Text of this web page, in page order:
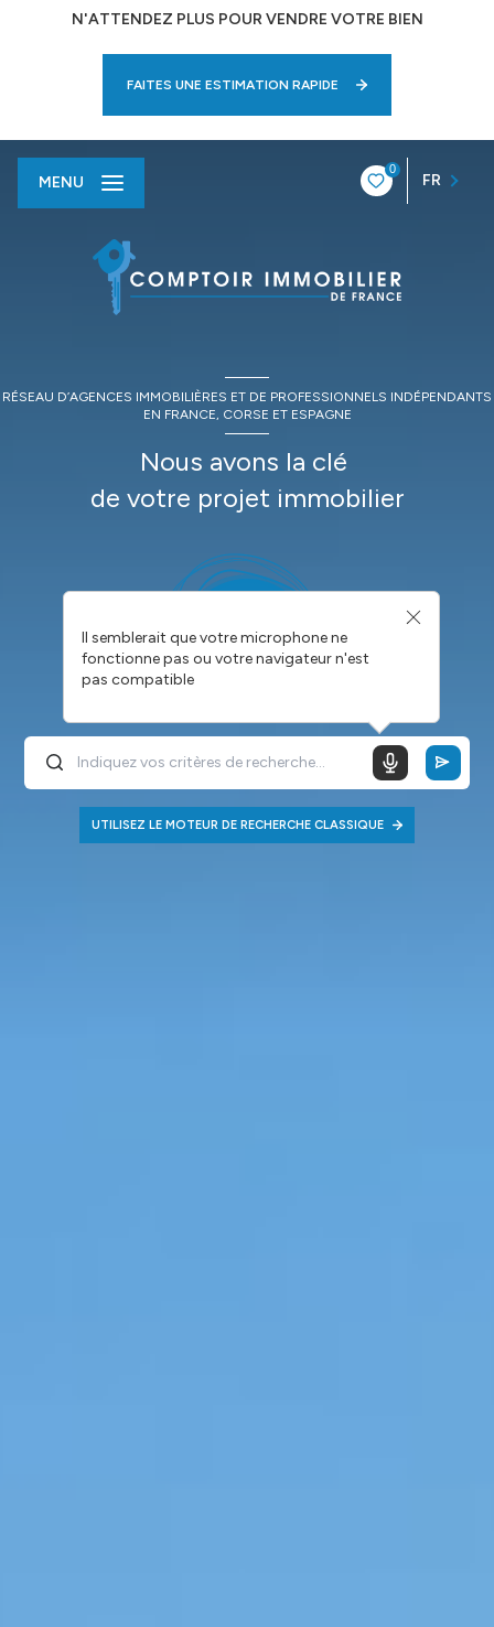
N'ATTENDEZ PLUS POUR VENDRE VOTRE BIEN
FAITES UNE ESTIMATION RAPIDE
0
FR
MENU
RÉSEAU D’AGENCES IMMOBILIÈRES ET DE PROFESSIONNELS INDÉPENDANTS
EN FRANCE, CORSE ET ESPAGNE
Nous avons la clé
de votre projet immobilier
Il semblerait que votre microphone ne
fonctionne pas ou votre navigateur n'est
pas compatible
UTILISEZ LE MOTEUR DE RECHERCHE CLASSIQUE